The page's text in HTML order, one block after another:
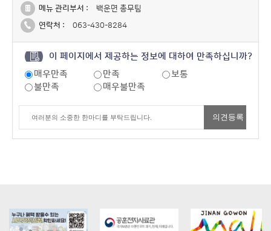
메뉴 관리부서 :
백운면 총무팀
연락처 :
063-430-8284
이 페이지에서 제공하는 정보에 대하여 만족하십니까?
매우만족
만족
보통
불만족
매우불만족